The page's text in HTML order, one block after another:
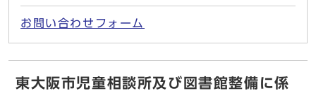
お問い合わせフォーム
東大阪市児童相談所及び図書館整備に係